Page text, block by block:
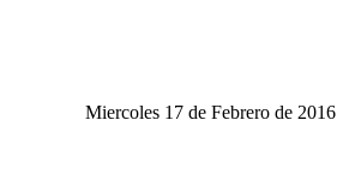
Miercoles 17 de Febrero de 2016